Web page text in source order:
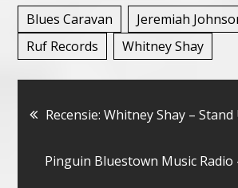
Blues Caravan
Jeremiah
Ruf Records
Whitney Shay
Bericht
navigatie
Recensie: Whitney Shay – Stand
Pinguin Bluestown Music